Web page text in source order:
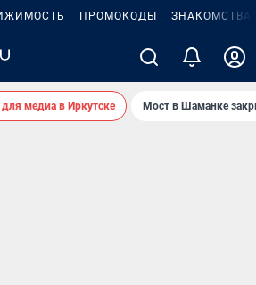
ПРОМОКОДЫ ЗНАКОМСТВА
для медиа в Иркутске Мост в Шаманке